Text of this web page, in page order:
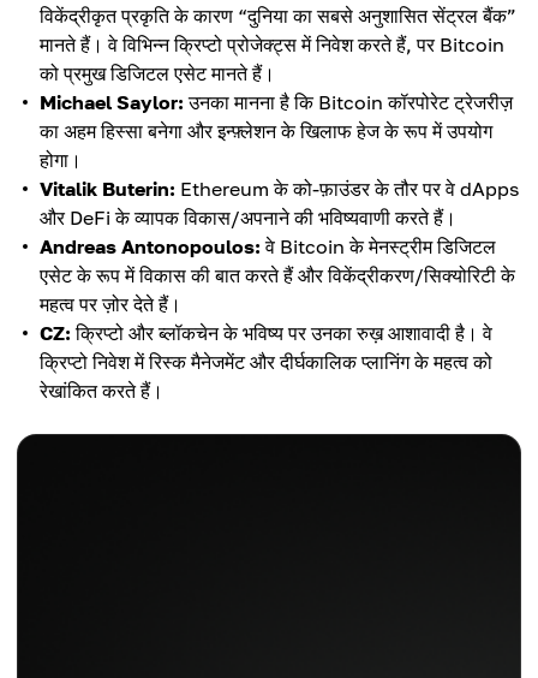
विकेंद्रीकृत प्रकृति के कारण “दुनिया का सबसे अनुशासित सेंट्रल बैंक”
मानते हैं। वे विभिन्न क्रिप्टो प्रोजेक्ट्स में निवेश करते हैं, पर Bitcoin
को प्रमुख डिजिटल एसेट मानते हैं।
Michael Saylor: उनका मानना है कि Bitcoin कॉरपोरेट ट्रेजरीज़
का अहम हिस्सा बनेगा और इन्फ़्लेशन के खिलाफ हेज के रूप में उपयोग
होगा।
Vitalik Buterin: Ethereum के को-फ़ाउंडर के तौर पर वे dApps
और DeFi के व्यापक विकास/अपनाने की भविष्यवाणी करते हैं।
Andreas Antonopoulos: वे Bitcoin के मेनस्ट्रीम डिजिटल
एसेट के रूप में विकास की बात करते हैं और विकेंद्रीकरण/सिक्योरिटी के
महत्व पर ज़ोर देते हैं।
CZ: क्रिप्टो और ब्लॉकचेन के भविष्य पर उनका रुख़ आशावादी है। वे
क्रिप्टो निवेश में रिस्क मैनेजमेंट और दीर्घकालिक प्लानिंग के महत्व को
रेखांकित करते हैं।